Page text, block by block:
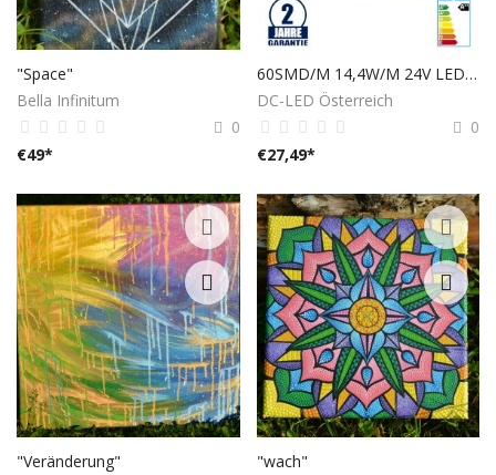
"Space"
Bella Infinitum
0
€49*
60SMD/M 14,4W/M 24V LED STREIFEN RGB 5M ROLLE
DC-LED Österreich
0
€27,49*
"Veränderung"
"wach"